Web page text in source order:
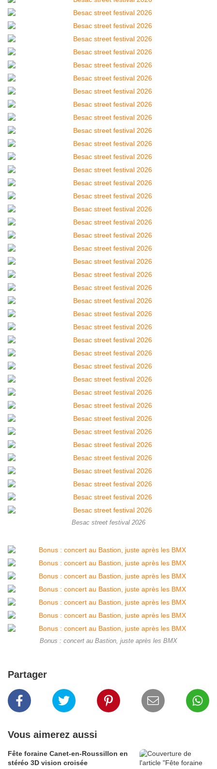
Besac street festival 2026
Bonus : concert au Bastion, juste après les BMX
Partager
Vous aimerez aussi
Fête foraine Canet-en-Roussillon en
stéréo 3D vision croisée